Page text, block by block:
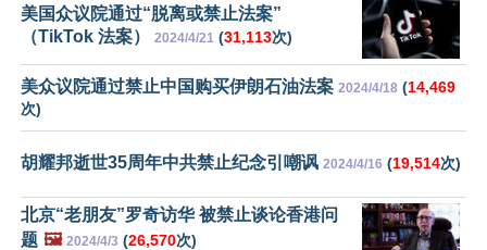
美国众议院通过“脱离或禁止法案”
（TikTok 法案）
2024/4/21 (31,113次)
美众议院通过禁止中国购买伊朗石油法案 2024/4/18 (14,469
次)
胡耀邦逝世35周年中共禁止纪念引嘲讽 2024/4/16 (19,514次)
北京“老朋友”罗奇访华 被禁止谈论香港问
题 🖼️ 2024/4/3 (26,570次)